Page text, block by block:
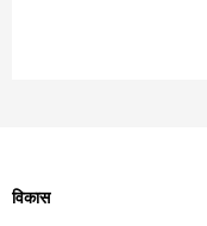
विकास